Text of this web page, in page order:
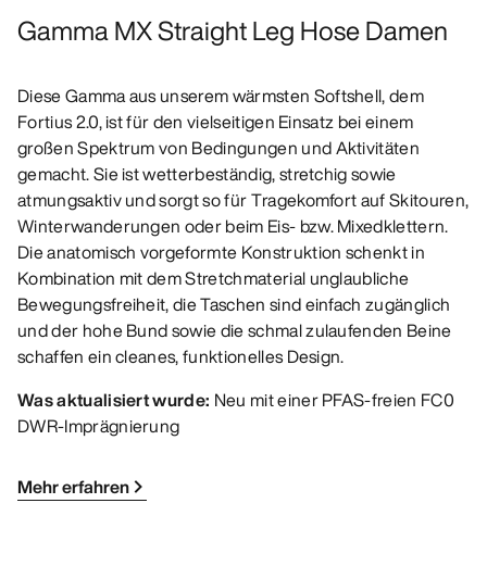
Gamma MX Straight Leg Hose Damen
Diese Gamma aus unserem wärmsten Softshell, dem
Fortius 2.0, ist für den vielseitigen Einsatz bei einem
großen Spektrum von Bedingungen und Aktivitäten
gemacht. Sie ist wetterbeständig, stretchig sowie
atmungsaktiv und sorgt so für Tragekomfort auf Skitouren,
Winterwanderungen oder beim Eis- bzw. Mixedklettern.
Die anatomisch vorgeformte Konstruktion schenkt in
Kombination mit dem Stretchmaterial unglaubliche
Bewegungsfreiheit, die Taschen sind einfach zugänglich
und der hohe Bund sowie die schmal zulaufenden Beine
schaffen ein cleanes, funktionelles Design.
Was aktualisiert wurde: Neu mit einer PFAS-freien FC0
DWR-Imprägnierung
Mehr erfahren